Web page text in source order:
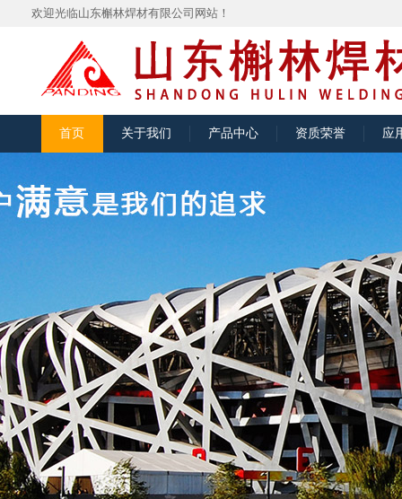
欢迎光临山东槲林焊材有限公司网站！
首页 关于我们 产品中心 资质荣誉 应